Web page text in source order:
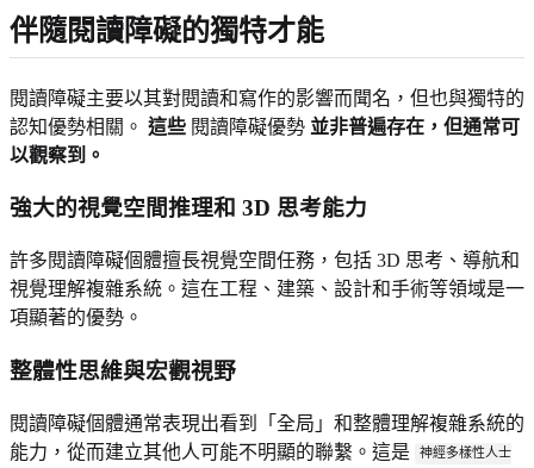
伴隨閱讀障礙的獨特才能
閱讀障礙主要以其對閱讀和寫作的影響而聞名，但也與獨特的
認知優勢相關。 這些 閱讀障礙優勢 並非普遍存在，但通常可
以觀察到。
強大的視覺空間推理和 3D 思考能力
許多閱讀障礙個體擅長視覺空間任務，包括 3D 思考、導航和
視覺理解複雜系統。這在工程、建築、設計和手術等領域是一
項顯著的優勢。
整體性思維與宏觀視野
閱讀障礙個體通常表現出看到「全局」和整體理解複雜系統的
能力，從而建立其他人可能不明顯的聯繫。這是
神經多樣性人士